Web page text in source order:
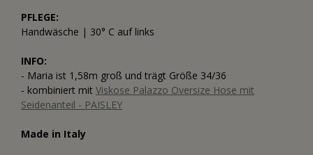
PFLEGE:
Handwäsche | 30° C auf links
INFO:
- Maria ist 1,58m groß und trägt Größe 34/36
- kombiniert mit Viskose Palazzo Oversize Hose mit
Seidenanteil - PAISLEY
Made in Italy